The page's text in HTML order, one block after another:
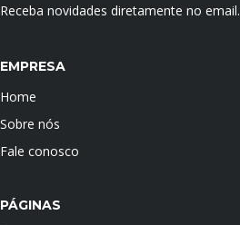
Receba novidades diretamente no email.
EMPRESA
Home
Sobre nós
Fale conosco
PÁGINAS